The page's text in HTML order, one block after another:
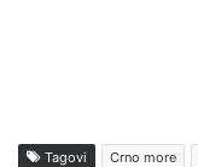
Tagovi Crno more